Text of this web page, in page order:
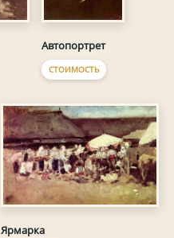
Автопортрет
СТОИМОСТЬ
Ярмарка